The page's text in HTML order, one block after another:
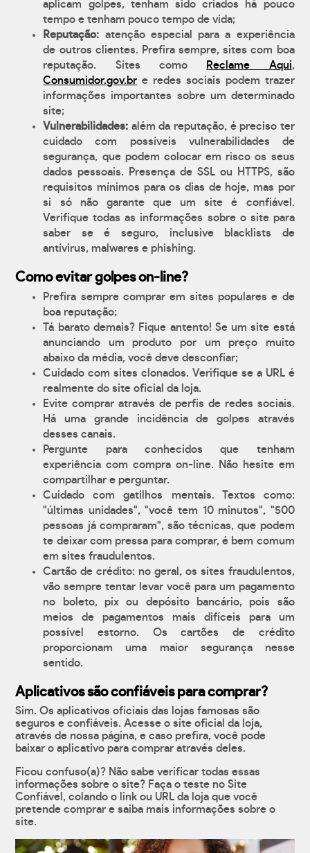
aplicam golpes, tenham sido criados há pouco
tempo e tenham pouco tempo de vida;
Reputação: atenção especial para a experiência
de outros clientes. Prefira sempre, sites com boa
reputação. Sites como
Reclame Aqui,
Consumidor.gov.br e redes sociais podem trazer
informações importantes sobre um determinado
site;
Vulnerabilidades: além da reputação, é preciso ter
cuidado com possíveis vulnerabilidades de
segurança, que podem colocar em risco os seus
dados pessoais. Presença de SSL ou HTTPS, são
requisitos mínimos para os dias de hoje, mas por
si só não garante que um site é confiável.
Verifique todas as informações sobre o site para
saber se é seguro, inclusive blacklists de
antívirus, malwares e phishing.
Como evitar golpes on-line?
Prefira sempre comprar em sites populares e de
boa reputação;
Tá barato demais? Fique antento! Se um site está
anunciando um produto por um preço muito
abaixo da média, você deve desconfiar;
Cuidado com sites clonados. Verifique se a URL é
realmente do site oficial da loja.
Evite comprar através de perfis de redes sociais.
Há uma grande incidência de golpes através
desses canais.
Pergunte para conhecidos que tenham
experiência com compra on-line. Não hesite em
compartilhar e perguntar.
Cuidado com gatilhos mentais. Textos como:
"últimas unidades", "você tem 10 minutos", "500
pessoas já compraram", são técnicas, que podem
te deixar com pressa para comprar, é bem comum
em sites fraudulentos.
Cartão de crédito: no geral, os sites fraudulentos,
vão sempre tentar levar você para um pagamento
no boleto, pix ou depósito bancário, pois são
meios de pagamentos mais difíceis para um
possível estorno. Os cartões de crédito
proporcionam uma maior segurança nesse
sentido.
Aplicativos são confiáveis para comprar?
Sim. Os aplicativos oficiais das lojas famosas são
seguros e confiáveis. Acesse o site oficial da loja,
através de nossa página, e caso prefira, você pode
baixar o aplicativo para comprar através deles.
Ficou confuso(a)? Não sabe verificar todas essas
informações sobre o site? Faça o teste no Site
Confiável, colando o link ou URL da loja que você
pretende comprar e saiba mais informações sobre o
site.